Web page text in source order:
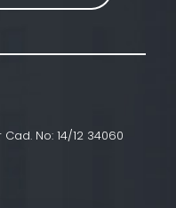
No: 14/12 34060